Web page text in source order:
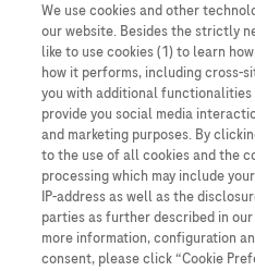
informasjon som ellers ikke er
Vennligst vær oppmerksom på at vi
informasjon som muligens ikke er i
prosess, regulering, registrering
Roche har ikke alltid mulighet til å
vil fjerne villedende eller
Vi har ikke ansvar for innhold på
Kopiering av materiale fra dette
tillatt uten avtale. Nettstedet selger
innhold er merket.
Dette nettstedet er ikke beregnet
We use cookies and other
our website. Besides the strictly
like to use cookies (1) to learn
how it performs, including cross-
you with additional
provide you social media
and marketing purposes. By
to the use of all cookies and the
processing which may include
IP-address as well as the
parties as further described in
more information, configuration
consent, please click “Cookie